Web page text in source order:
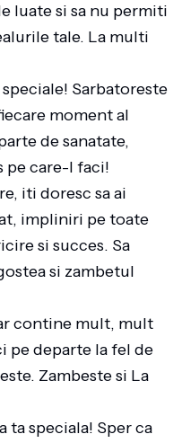
luate si sa nu permiti
tale. La multi
Sarbatoreste
moment al
de sanatate,
pe care-l faci!
iti doresc sa ai
impliniri pe toate
si succes. Sa
si zambetul
contine mult, mult
pe departe la fel de
Zambeste si La
ta speciala! Sper ca